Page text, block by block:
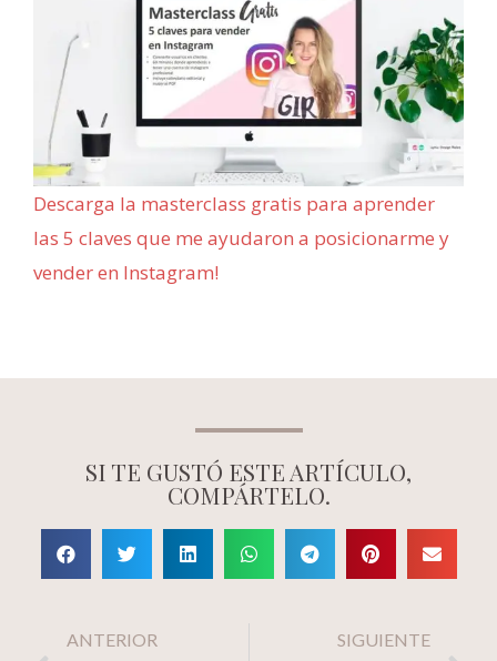
Descarga la masterclass gratis para aprender
las 5 claves que me ayudaron a posicionarme y
vender en Instagram!
SI TE GUSTÓ ESTE ARTÍCULO,
COMPÁRTELO.
ANTERIOR SIGUIENTE